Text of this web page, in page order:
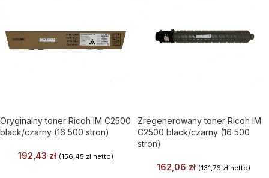
Oryginalny toner Ricoh IM C2500
black/czarny (16 500 stron)
192,43 zł (156,45 zł netto)
Zregenerowany toner Ricoh IM
C2500 black/czarny (16 500
stron)
162,06 zł (131,76 złnetto)